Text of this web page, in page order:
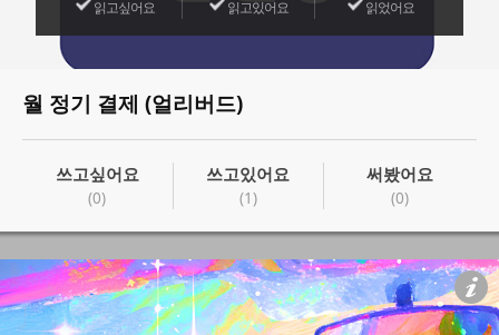
읽고싶어요 읽고있어요 읽었어요
월 정기 결제 (얼리버드)
쓰고싶어요
(0)
쓰고있어요
(1)
써봤어요
(0)